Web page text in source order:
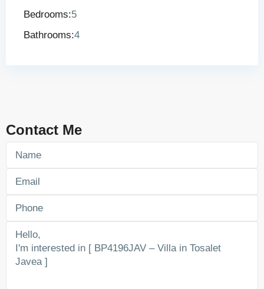
Bedrooms:5
Bathrooms:4
Contact Me